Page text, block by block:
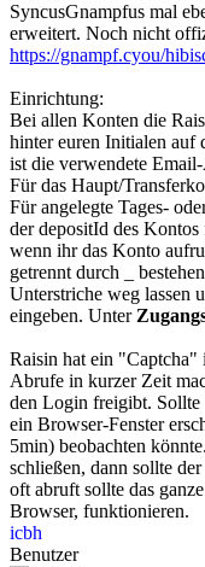
SyncusGnampfus mal
erweitert. Noch nicht
https://gnampf.cyou/
Einrichtung:
Bei allen Konten die
hinter euren Initialen auf
ist die verwendete Email-
Für das Haupt/
Für angelegte Tages-
der depositId des
wenn ihr das Konto
getrennt durch _
Unterstriche weg lassen
eingeben. Unter
Raisin hat ein "Captcha"
Abrufe in kurzer Zeit
den Login freigibt. Sollte
ein Browser-Fenster
5min) beobachten
schließen, dann sollte
oft abruft sollte das
Browser, funktionieren.
icbh
Benutzer